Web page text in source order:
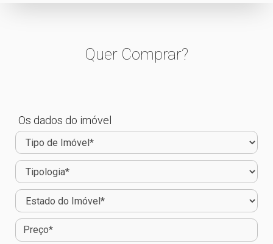
Quer Comprar?
Os dados do imóvel